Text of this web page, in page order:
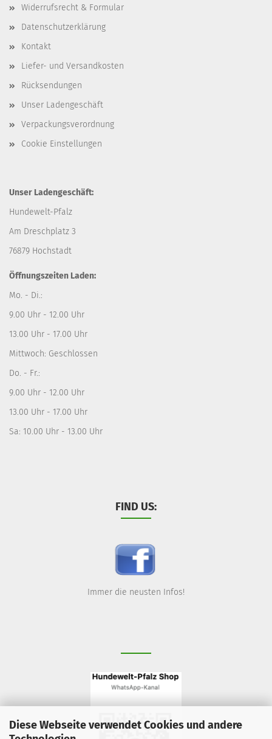
Diese Webseite verwendet Cookies und andere
Widerrufsrecht & Formular
Datenschutzerklärung
Kontakt
Liefer- und Versandkosten
Rücksendungen
Unser Ladengeschäft
Verpackungsverordnung
Cookie Einstellungen
Unser Ladengeschäft:
Hundewelt-Pfalz
Am Dreschplatz 3
76879 Hochstadt
Öffnungszeiten Laden:
Mo. - Di.:
9.00 Uhr - 12.00 Uhr
13.00 Uhr - 17.00 Uhr
Mittwoch: Geschlossen
Do. - Fr.:
9.00 Uhr - 12.00 Uhr
13.00 Uhr - 17.00 Uhr
Sa: 10.00 Uhr - 13.00 Uhr
FIND US:
Immer die neusten Infos!